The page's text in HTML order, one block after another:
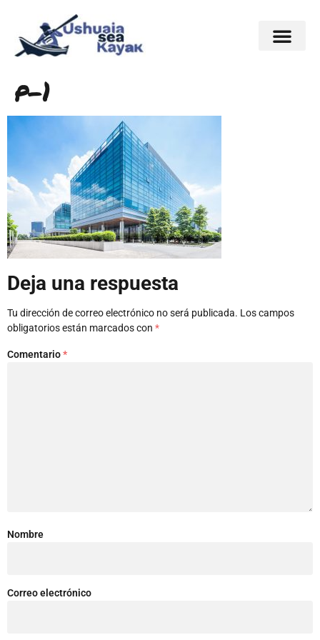
p-1
Deja una respuesta
Tu dirección de correo electrónico no será publicada. Los campos
obligatorios están marcados con *
Comentario*
Nombre
Correo electrónico